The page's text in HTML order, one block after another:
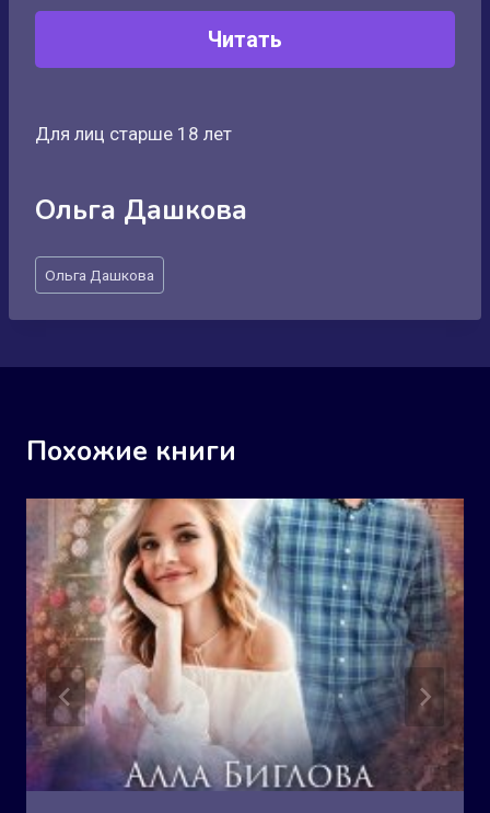
Читать
Для лиц старше 18 лет
Ольга Дашкова
Метки
записи:
Ольга Дашкова
Похожие книги